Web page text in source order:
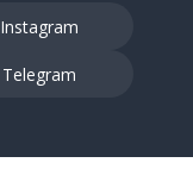
Instagram
Telegram